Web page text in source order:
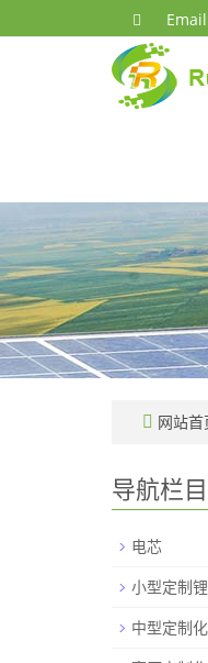
网站首
导航栏目
电芯
小型定制
中型定制